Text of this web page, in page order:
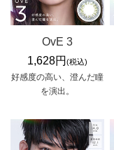
OvE 3
1,628円 (税込)
好感度の高い、澄んだ瞳
を演出。